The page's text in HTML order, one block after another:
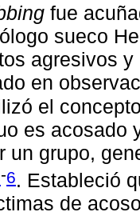
fue
sueco
agresivos
en
el
es acosado
un grupo,
-6. Estableció
de